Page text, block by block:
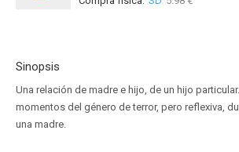
Sinopsis
Una relación de madre e hijo, de un hijo
momentos del género de terror, pero reflexiva,
una madre.